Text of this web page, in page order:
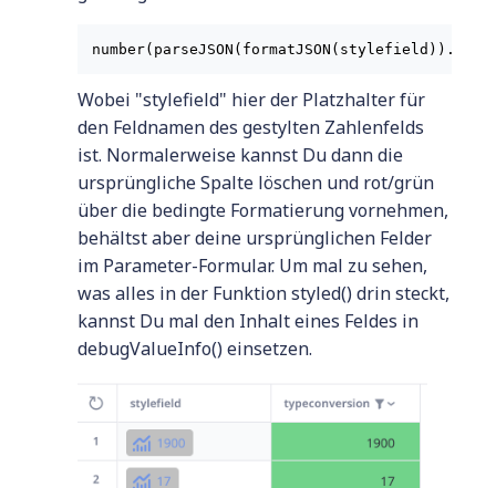
Wobei "stylefield" hier der Platzhalter für
den Feldnamen des gestylten Zahlenfelds
ist. Normalerweise kannst Du dann die
ursprüngliche Spalte löschen und rot/grün
über die bedingte Formatierung vornehmen,
behältst aber deine ursprünglichen Felder
im Parameter-Formular. Um mal zu sehen,
was alles in der Funktion styled() drin steckt,
kannst Du mal den Inhalt eines Feldes in
debugValueInfo() einsetzen.